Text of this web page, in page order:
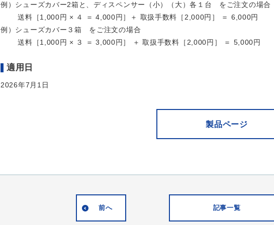
例）シューズカバー2箱と、ディスペンサー（小）（大）各１台 をご注文の場合
送料［1,000円 × ４ ＝ 4,000円］＋ 取扱手数料［2,000円］ ＝ 6,000円
例）シューズカバー３箱 をご注文の場合
送料［1,000円 × ３ ＝ 3,000円］ ＋ 取扱手数料［2,000円］ ＝ 5,000円
適用日
2026年7月1日
製品ページ
前へ 記事一覧